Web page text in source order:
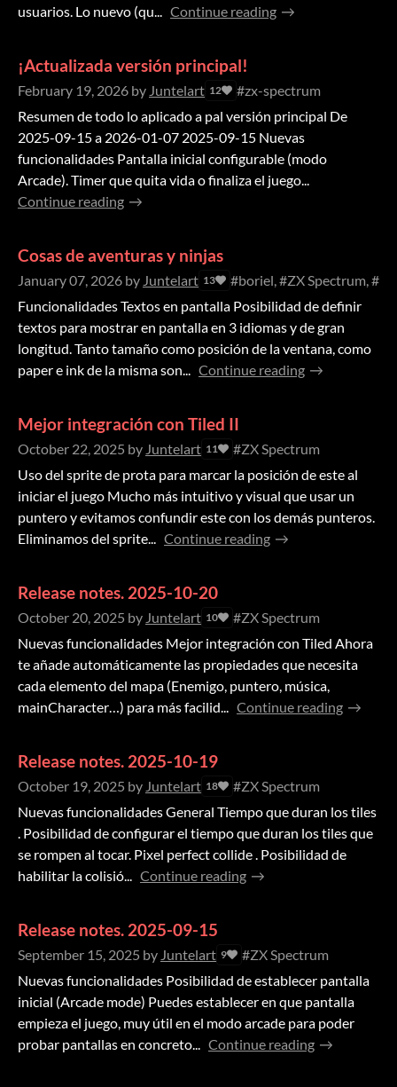
usuarios. Lo nuevo (qu... Continue reading
¡Actualizada versión principal!
February 19, 2026 by Juntelart 12
#zx-spectrum
Resumen de todo lo aplicado a pal versión principal De
2025-09-15 a 2026-01-07 2025-09-15 Nuevas
funcionalidades Pantalla inicial configurable (modo
Arcade). Timer que quita vida o finaliza el juego...
Continue reading
Cosas de aventuras y ninjas
January 07, 2026 by Juntelart 13
#boriel, #ZX Spectrum,
Funcionalidades Textos en pantalla Posibilidad de definir
textos para mostrar en pantalla en 3 idiomas y de gran
longitud. Tanto tamaño como posición de la ventana, como
paper e ink de la misma son... Continue reading
Mejor integración con Tiled II
October 22, 2025 by Juntelart 11
#ZX Spectrum
Uso del sprite de prota para marcar la posición de este al
iniciar el juego Mucho más intuitivo y visual que usar un
puntero y evitamos confundir este con los demás punteros.
Eliminamos del sprite... Continue reading
Release notes. 2025-10-20
October 20, 2025 by Juntelart 10
#ZX Spectrum
Nuevas funcionalidades Mejor integración con Tiled Ahora
te añade automáticamente las propiedades que necesita
cada elemento del mapa (Enemigo, puntero, música,
mainCharacter…) para más facilid... Continue reading
Release notes. 2025-10-19
October 19, 2025 by Juntelart 18
#ZX Spectrum
Nuevas funcionalidades General Tiempo que duran los tiles
. Posibilidad de configurar el tiempo que duran los tiles que
se rompen al tocar. Pixel perfect collide . Posibilidad de
habilitar la colisió... Continue reading
Release notes. 2025-09-15
September 15, 2025 by Juntelart 9
#ZX Spectrum
Nuevas funcionalidades Posibilidad de establecer pantalla
inicial (Arcade mode) Puedes establecer en que pantalla
empieza el juego, muy útil en el modo arcade para poder
probar pantallas en concreto... Continue reading